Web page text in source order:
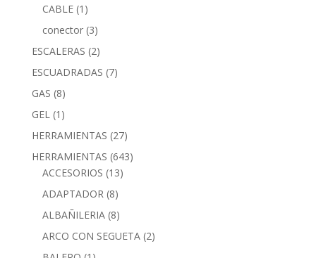
CABLE (1)
conector (3)
ESCALERAS (2)
ESCUADRADAS (7)
GAS (8)
GEL (1)
HERRAMIENTAS (27)
HERRAMIENTAS (643)
ACCESORIOS (13)
ADAPTADOR (8)
ALBAÑILERIA (8)
ARCO CON SEGUETA (2)